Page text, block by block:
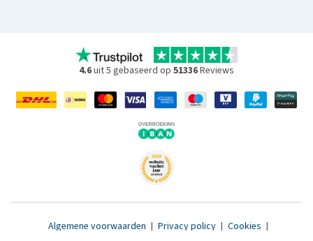
4.6uit 5 gebaseerd op 51336Reviews
Algemene voorwaarden | Privacy policy | Cookies |